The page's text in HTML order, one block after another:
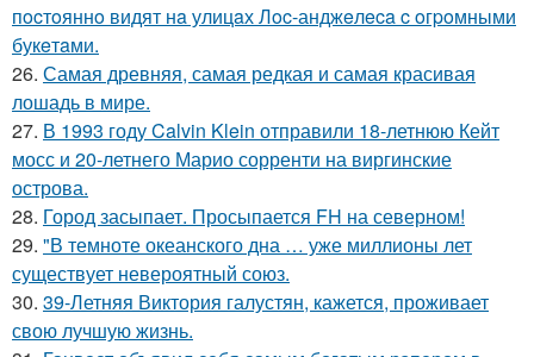
пocтoяннo видят нa улицaх Лoc-анджeлeca c oгpoмными
букeтaми.
26. Самая древняя, самая редкая и самая красивая
лошадь в мире.
27. В 1993 году Calvin Klein отправили 18-летнюю Кейт
мосс и 20-летнего Марио сорренти на виргинские
острова.
28. Город засыпает. Просыпается FH на северном!
29. "В темноте океанского дна … уже миллионы лет
существует невероятный союз.
30. 39-Летняя Виктория галустян, кажется, проживает
свою лучшую жизнь.